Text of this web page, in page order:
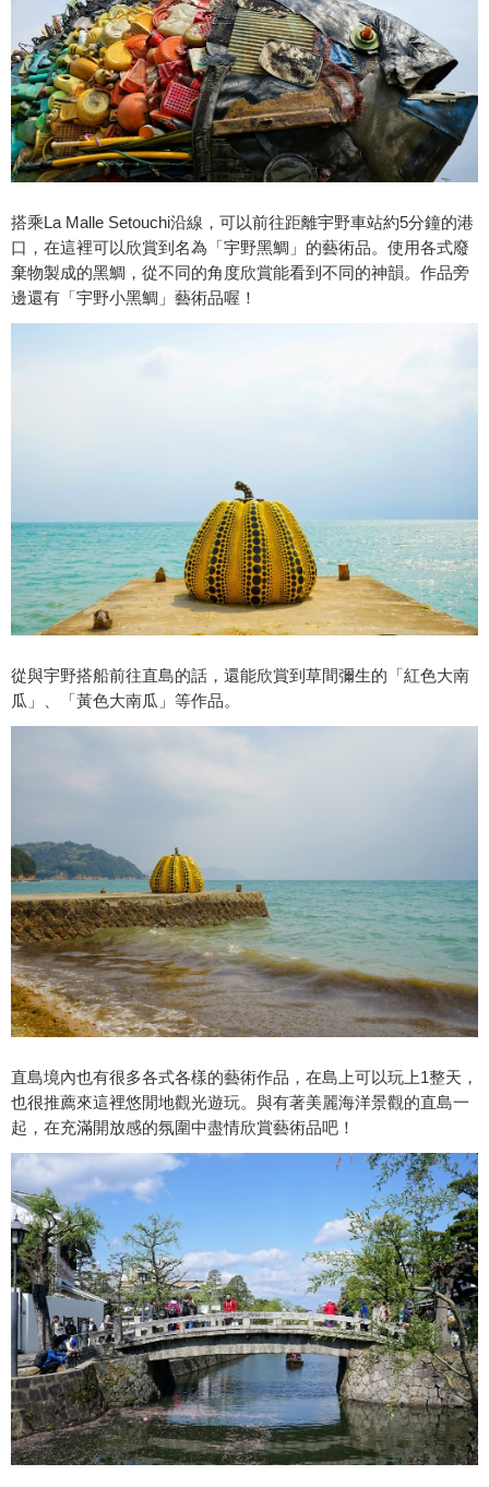
搭乘La Malle Setouchi沿線，可以前往距離宇野車站約5分鐘的港
口，在這裡可以欣賞到名為「宇野黑鯛」的藝術品。使用各式廢
棄物製成的黑鯛，從不同的角度欣賞能看到不同的神韻。作品旁
邊還有「宇野小黑鯛」藝術品喔！
從與宇野搭船前往直島的話，還能欣賞到草間彌生的「紅色大南
瓜」、「黃色大南瓜」等作品。
直島境內也有很多各式各樣的藝術作品，在島上可以玩上1整天，
也很推薦來這裡悠閒地觀光遊玩。與有著美麗海洋景觀的直島一
起，在充滿開放感的氛圍中盡情欣賞藝術品吧！